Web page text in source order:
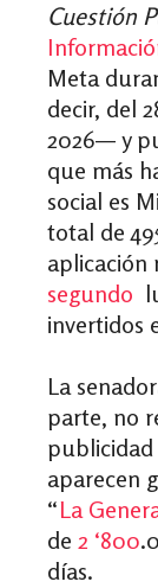
Cuestión
Meta
decir, del
2026— y
que más
social es
total de
aplicación
segundo
invertidos
La
parte, no
publicidad
aparecen
“La
de 2 ‘800
días.